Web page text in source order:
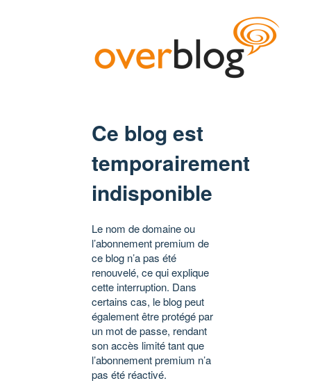
Ce blog est
temporairement
indisponible
Le nom de domaine ou
l’abonnement premium de
ce blog n’a pas été
renouvelé, ce qui explique
cette interruption. Dans
certains cas, le blog peut
également être protégé par
un mot de passe, rendant
son accès limité tant que
l’abonnement premium n’a
pas été réactivé.